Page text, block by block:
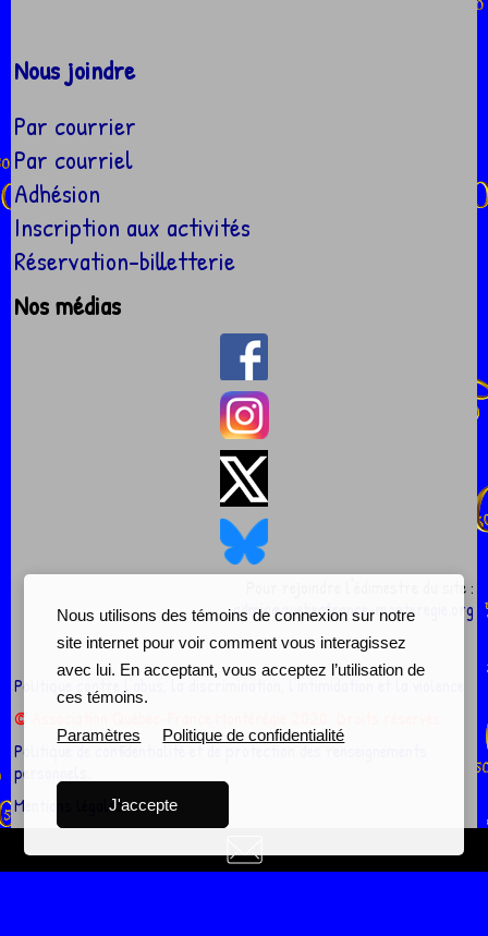
Nous joindre
Par courrier
Par courriel
Adhésion
Inscription aux activités
Réservation-billetterie
Nos médias
Pour rejoindre l'édimestre du site :
admin@quebecfrance-monteregie.org
Politique contre l’abus, la discrimination, l’intimidation et la violence
© Association Québec-France Montérégie 2020 Droits réservés
Politique de confidentialité et de protection des renseignements
personnels.
Mentions légales
Nous utilisons des témoins de connexion sur notre
site internet pour voir comment vous interagissez
avec lui. En acceptant, vous acceptez l’utilisation de
ces témoins.
Paramètres Politique de confidentialité
J'accepte